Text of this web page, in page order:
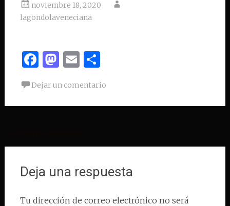
noviembre 18, 2020
lagondolaveneciana
Facebook
Mastodon
EmailCompartir
Dejar un comentario
de
entradas
Deja una respuesta
Tu dirección de correo electrónico no será